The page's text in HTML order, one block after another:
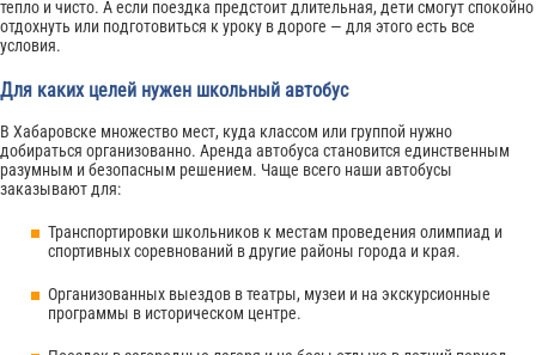
тепло и чисто. А если поездка предстоит длительная, дети смогут спокойно
отдохнуть или подготовиться к уроку в дороге — для этого есть все
условия.
Для каких целей нужен школьный автобус
В Хабаровске множество мест, куда классом или группой нужно
добираться организованно. Аренда автобуса становится единственным
разумным и безопасным решением. Чаще всего наши автобусы
заказывают для:
Транспортировки школьников к местам проведения олимпиад и
спортивных соревнований в другие районы города и края.
Организованных выездов в театры, музеи и на экскурсионные
программы в историческом центре.